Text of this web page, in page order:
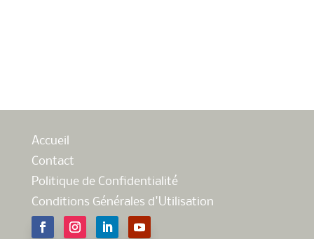
Accueil
Contact
Politique de Confidentialité
Conditions Générales d'Utilisation